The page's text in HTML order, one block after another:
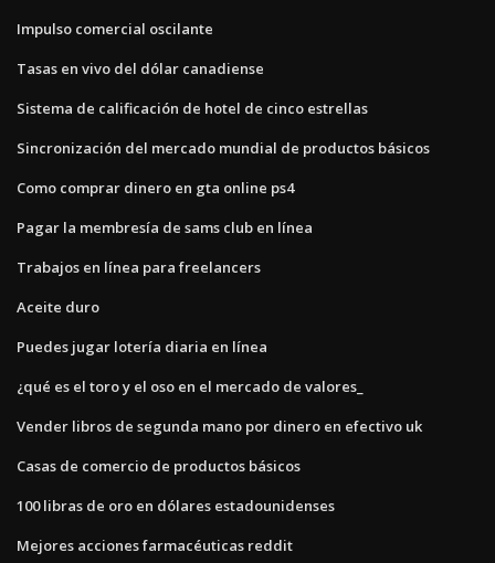
Impulso comercial oscilante
Tasas en vivo del dólar canadiense
Sistema de calificación de hotel de cinco estrellas
Sincronización del mercado mundial de productos básicos
Como comprar dinero en gta online ps4
Pagar la membresía de sams club en línea
Trabajos en línea para freelancers
Aceite duro
Puedes jugar lotería diaria en línea
¿qué es el toro y el oso en el mercado de valores_
Vender libros de segunda mano por dinero en efectivo uk
Casas de comercio de productos básicos
100 libras de oro en dólares estadounidenses
Mejores acciones farmacéuticas reddit